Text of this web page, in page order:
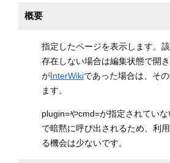
概要
指定したページを表示します。
存在しない場合は編集状態で開
がInterWikiであった場合は、そ
ます。
plugin=やcmd=が指定されてい
で暗黙に呼び出されるため、利
る機会は少ないです。